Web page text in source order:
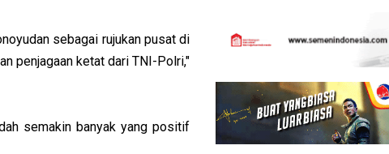
sebagai rujukan pusat di
penjagaan ketat dari TNI-Polri,"
semakin banyak yang positif